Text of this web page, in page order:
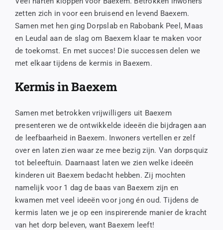
zetten zich in voor een bruisend en levend Baexem.
Samen met hen ging Dorpslab en Rabobank Peel, Maas
en Leudal aan de slag om Baexem klaar te maken voor
de toekomst. En met succes! Die successen delen we
met elkaar tijdens de kermis in Baexem.
Kermis in Baexem
Samen met betrokken vrijwilligers uit Baexem
presenteren we de ontwikkelde ideeën die bijdragen aan
de leefbaarheid in Baexem. Inwoners vertellen er zelf
over en laten zien waar ze mee bezig zijn. Van dorpsquiz
tot beleeftuin. Daarnaast laten we zien welke ideeën
kinderen uit Baexem bedacht hebben. Zij mochten
namelijk voor 1 dag de baas van Baexem zijn en
kwamen met veel ideeën voor jong én oud. Tijdens de
kermis laten we je op een inspirerende manier de kracht
van het dorp beleven, want Baexem leeft!